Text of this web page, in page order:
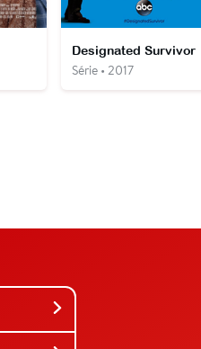
Designated Survivor
Série • 2017